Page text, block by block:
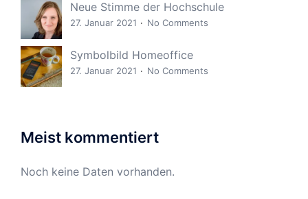
Neue Stimme der Hochschule
27. Januar 2021 No Comments
Symbolbild Homeoffice
27. Januar 2021 No Comments
Meist kommentiert
Noch keine Daten vorhanden.